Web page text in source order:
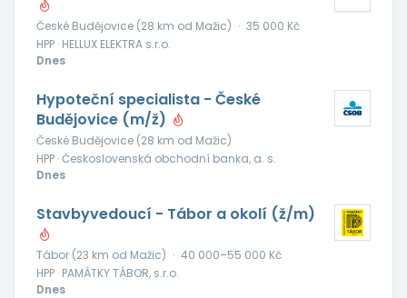
České Budějovice (28 km od Mažic) · 35 000 Kč
HPP · HELLUX ELEKTRA s.r.o.
Dnes
Hypoteční specialista - České
Budějovice (m/ž)
České Budějovice (28 km od Mažic)
HPP · Československá obchodní banka, a. s.
Dnes
Stavbyvedoucí - Tábor a okolí (ž/m)
Tábor (23 km od Mažic) · 40 000–55 000 Kč
HPP · PAMÁTKY TÁBOR, s.r.o.
Dnes